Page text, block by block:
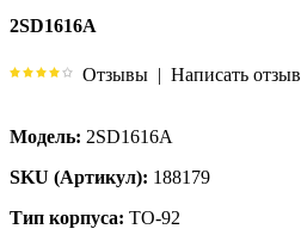
2SD1616A
Отзывы | Написать отзыв
Модель: 2SD1616A
SKU (Артикул): 188179
Тип корпуса: TO-92